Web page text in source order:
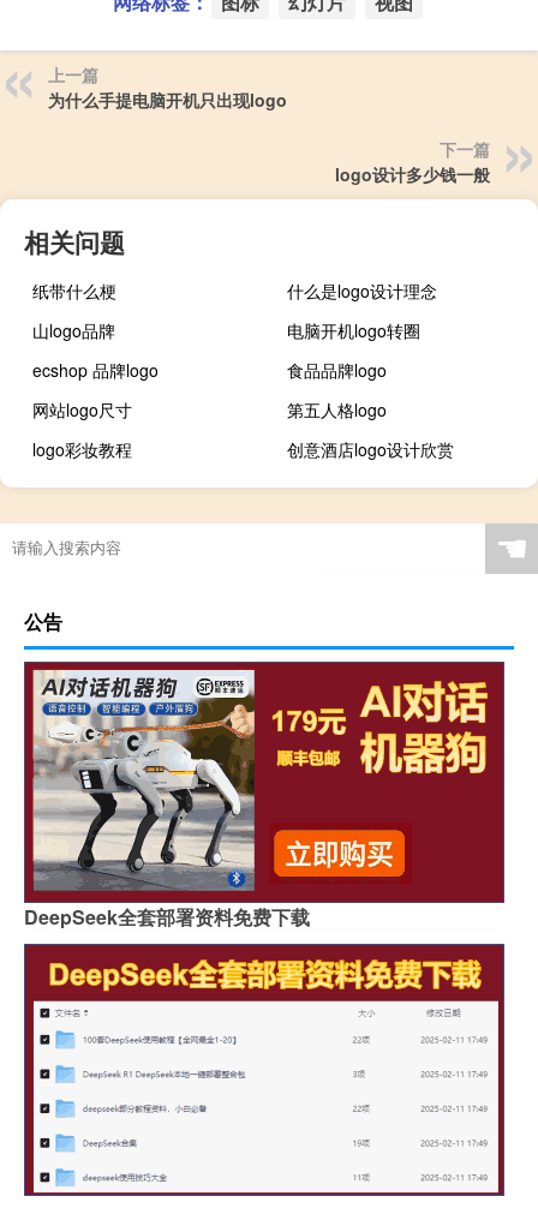
上一篇
为什么手提电脑开机只出现logo
下一篇
logo设计多少钱一般
相关问题
纸带什么梗
什么是logo设计理念
山logo品牌
电脑开机logo转圈
ecshop 品牌logo
食品品牌logo
网站logo尺寸
第五人格logo
logo彩妆教程
创意酒店logo设计欣赏
☚
公告
DeepSeek全套部署资料免费下载